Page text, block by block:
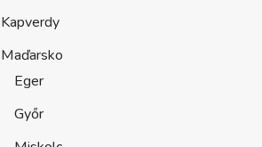
Kapverdy
Maďarsko
Eger
Győr